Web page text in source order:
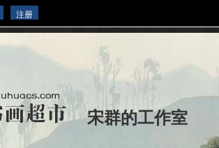
注册
宋群的工作室